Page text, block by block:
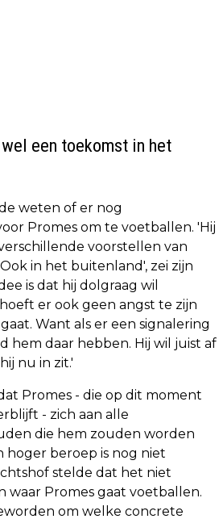
een toekomst in het
weten of er nog
Promes om te voetballen. 'Hij
voorstellen van
in het buitenland', zei zijn
is dat hij dolgraag wil
er ook geen angst te zijn
Want als er een signalering
hem daar hebben. Hij wil juist af
nu in zit.'
Promes - die op dit moment
- zich aan alle
die hem zouden worden
hoger beroep is nog niet
stelde dat het niet
waar Promes gaat voetballen.
om welke concrete